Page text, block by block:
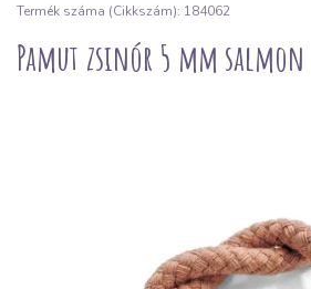
Termék száma (Cikkszám): 184062
Pamut zsinór 5 mm salmon